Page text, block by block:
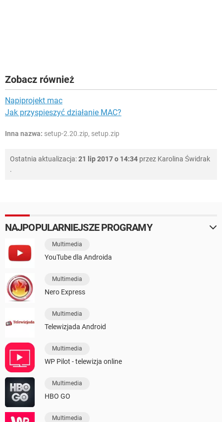
Zobacz również
Napiprojekt mac
Jak przyspieszyć działanie MAC?
Inna nazwa: setup-2.20.zip, setup.zip
Ostatnia aktualizacja:21 lip 2017 o 14:34 przez Karolina Świdrak
.
NAJPOPULARNIEJSZE PROGRAMY
Multimedia
YouTube dla Androida
Multimedia
Nero Express
Multimedia
Telewizjada Android
Multimedia
WP Pilot - telewizja online
Multimedia
HBO GO
Multimedia